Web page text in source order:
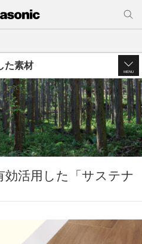
た素材
MENU
効活用した「サステナ